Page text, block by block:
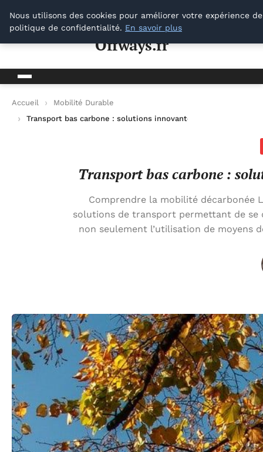
Offways.fr
Offways.fr
Accueil
Mobilité Durable
Transport bas carbone : solutions innovantes pour une
Transport bas carbone :
Comprendre la mobilité décarbonée
solutions de transport permettant de se
non seulement l’utilisation de moyens
Nous utilisons des cookies pour améliorer votre expérience
politique de confidentialité. En savoir plus